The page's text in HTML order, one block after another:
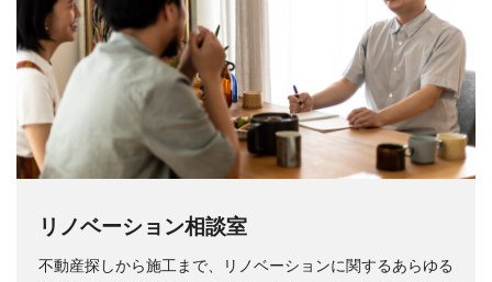
リノベーション相談室
不動産探しから施工まで、リノベーションに関するあらゆる